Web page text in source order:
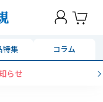
特集 コラム
らせ